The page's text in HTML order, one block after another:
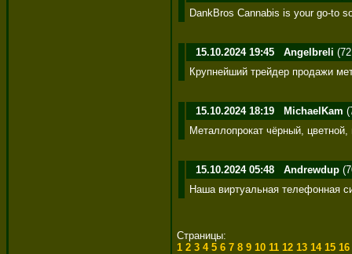
DankBros Cannabis is your go-to
15.10.2024 19:45 Angelbreli
Крупнейший трейдер продажи
15.10.2024 18:19 MichaelKam
Металлопрокат чёрный,
15.10.2024 05:48 Andrewdup
Наша виртуальная телефонная
Страницы:
1 2 3 4 5 6 7 8 9 10 11 12 13 14 15 16